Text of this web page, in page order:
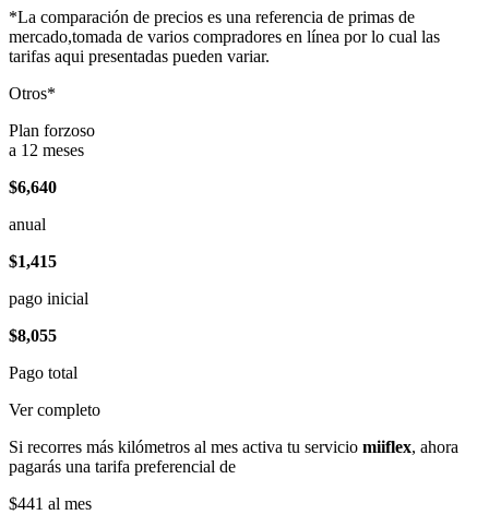
*La comparación de precios es una referencia de primas de
mercado,tomada de varios compradores en línea por lo cual las
tarifas aqui presentadas pueden variar.
Otros*
Plan forzoso
a 12 meses
$6,640
anual
$1,415
pago inicial
$8,055
Pago total
Ver completo
Si recorres más kilómetros al mes activa tu servicio miiflex, ahora
pagarás una tarifa preferencial de
$441 al mes